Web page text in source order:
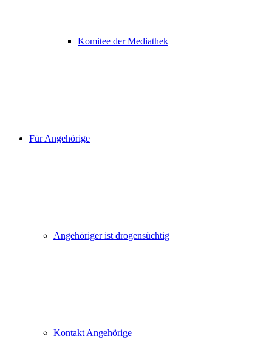
Komitee der Mediathek
Für Angehörige
Angehöriger ist drogensüchtig
Kontakt Angehörige